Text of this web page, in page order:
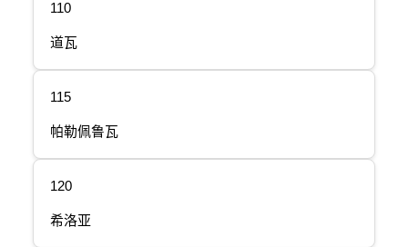
110
道瓦
115
帕勒佩鲁瓦
120
希洛亚